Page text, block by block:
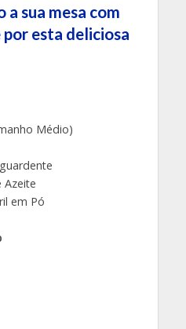
sua mesa com
por esta deliciosa
Médio)
Azeite
em Pó